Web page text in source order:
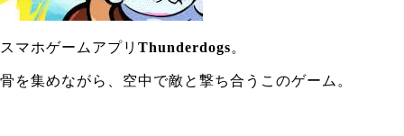
スマホゲームアプリ Thunderdogs。
骨を集めながら、空中で敵と撃ち合うこのゲーム。